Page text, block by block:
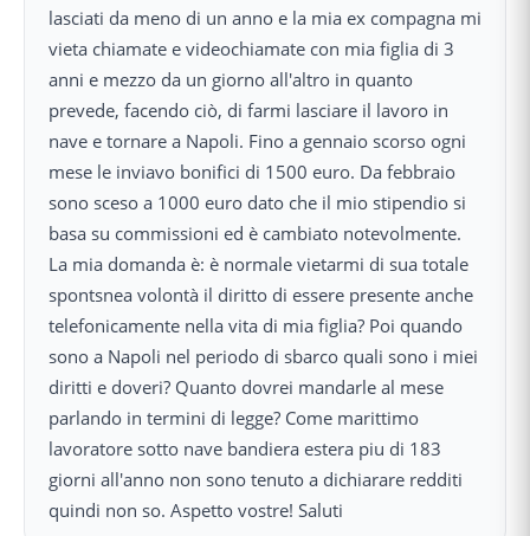
lasciati da meno di un anno e la mia ex compagna mi
vieta chiamate e videochiamate con mia figlia di 3
anni e mezzo da un giorno all'altro in quanto
prevede, facendo ciò, di farmi lasciare il lavoro in
nave e tornare a Napoli. Fino a gennaio scorso ogni
mese le inviavo bonifici di 1500 euro. Da febbraio
sono sceso a 1000 euro dato che il mio stipendio si
basa su commissioni ed è cambiato notevolmente.
La mia domanda è: è normale vietarmi di sua totale
spontsnea volontà il diritto di essere presente anche
telefonicamente nella vita di mia figlia? Poi quando
sono a Napoli nel periodo di sbarco quali sono i miei
diritti e doveri? Quanto dovrei mandarle al mese
parlando in termini di legge? Come marittimo
lavoratore sotto nave bandiera estera piu di 183
giorni all'anno non sono tenuto a dichiarare redditi
quindi non so. Aspetto vostre! Saluti